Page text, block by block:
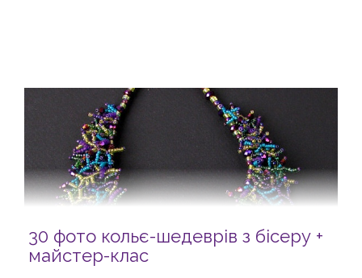
30 фото кольє-шедеврів з бісеру +
майстер-клас